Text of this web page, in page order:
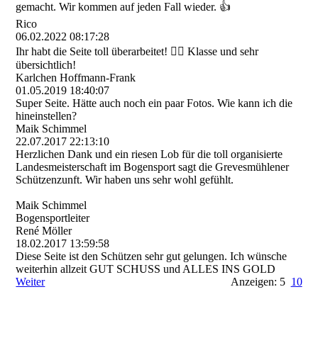
gemacht. Wir kommen auf jeden Fall wieder. 👍
Rico
06.02.2022 08:17:28
Ihr habt die Seite toll überarbeitet! 👍🏼 Klasse und sehr
übersichtlich!
Karlchen Hoffmann-Frank
01.05.2019 18:40:07
Super Seite. Hätte auch noch ein paar Fotos. Wie kann ich die
hineinstellen?
Maik Schimmel
22.07.2017 22:13:10
Herzlichen Dank und ein riesen Lob für die toll organisierte
Landesmeisterschaft im Bogensport sagt die Grevesmühlener
Schützenzunft. Wir haben uns sehr wohl gefühlt.
Maik Schimmel
Bogensportleiter
René Möller
18.02.2017 13:59:58
Diese Seite ist den Schützen sehr gut gelungen. Ich wünsche
weiterhin allzeit GUT SCHUSS und ALLES INS GOLD
Weiter
Anzeigen: 5 10